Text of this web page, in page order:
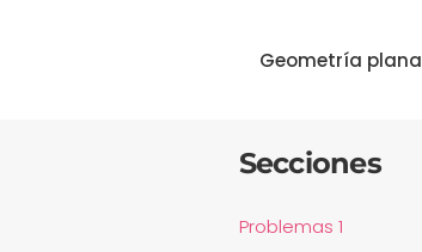
Geometría plana
Secciones
Problemas 1